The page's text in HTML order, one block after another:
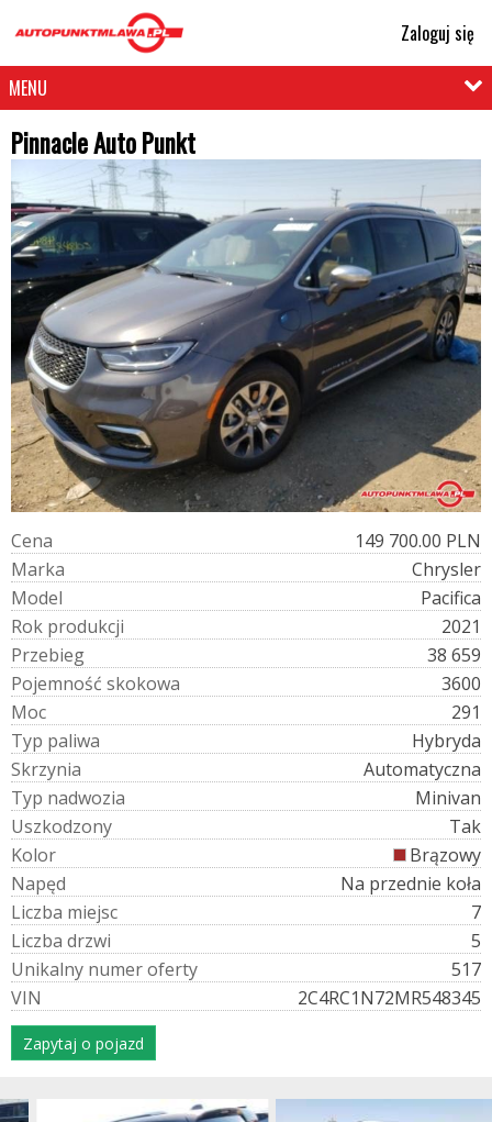
Zaloguj się
MENU
Pinnacle Auto Punkt
Cena
149 700.00 PLN
Marka
Chrysler
Model
Pacifica
Rok produkcji
2021
Przebieg
38 659
Pojemność skokowa
3600
Moc
291
Typ paliwa
Hybryda
Skrzynia
Automatyczna
Typ nadwozia
Minivan
Uszkodzony
Tak
Kolor
Brązowy
Napęd
Na przednie koła
Liczba miejsc
7
Liczba drzwi
5
Unikalny numeroferty
517
VIN 2C4RC1N72MR548345
Zapytaj o pojazd